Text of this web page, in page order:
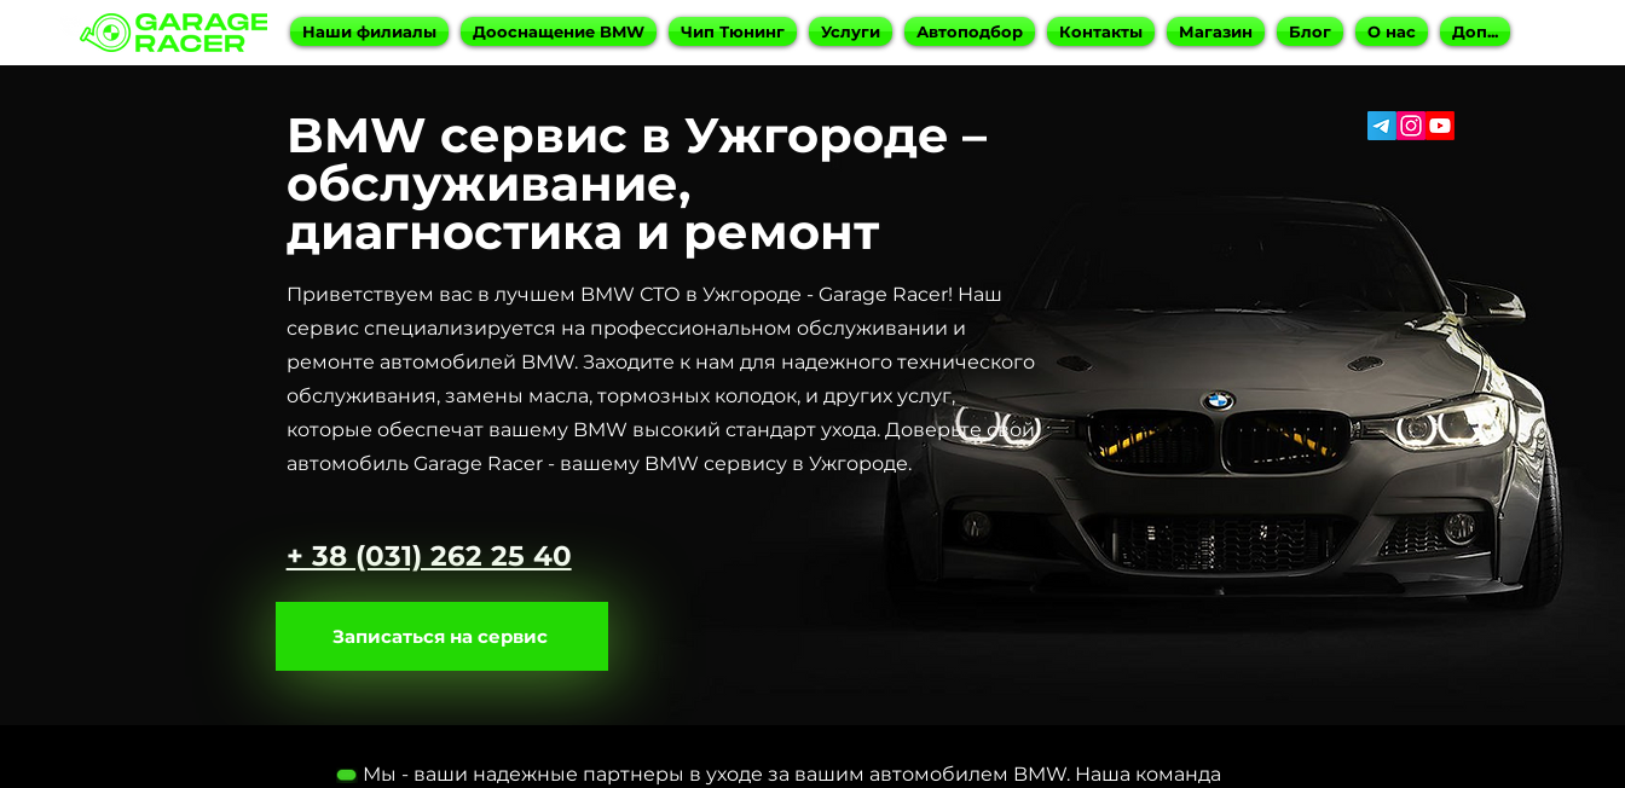
Наши филиалы Дооснащение BMW Чип Тюнинг Услуги Автоподбор Контакты Магазин Блог О нас Доп...
BMW сервис в Ужгороде –
обслуживание,
диагностика и ремонт
Приветствуем вас в лучшем BMW СТО в Ужгороде - Garage Racer! Наш
сервис специализируется на профессиональном обслуживании и
ремонте автомобилей BMW. Заходите к нам для надежного технического
обслуживания, замены масла, тормозных колодок, и других услуг,
которые обеспечат вашему BMW высокий стандарт ухода. Доверьте свой
автомобиль Garage Racer - вашему BMW сервису в Ужгороде.
+ 38 (031) 262 25 40
Записаться на сервис
Мы - ваши надежные партнеры в уходе за вашим автомобилем BMW. Наша команда